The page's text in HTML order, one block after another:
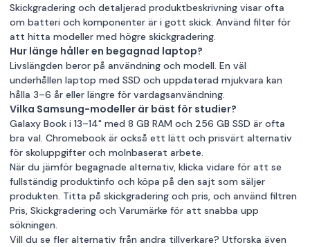
Skickgradering och detaljerad produktbeskrivning visar ofta
om batteri och komponenter är i gott skick. Använd filter för
att hitta modeller med högre skickgradering.
Hur länge håller en begagnad laptop?
Livslängden beror på användning och modell. En väl
underhållen laptop med SSD och uppdaterad mjukvara kan
hålla 3–6 år eller längre för vardagsanvändning.
Vilka Samsung-modeller är bäst för studier?
Galaxy Book i 13–14" med 8 GB RAM och 256 GB SSD är ofta
bra val. Chromebook är också ett lätt och prisvärt alternativ
för skoluppgifter och molnbaserat arbete.
När du jämför begagnade alternativ, klicka vidare för att se
fullständig produktinfo och köpa på den sajt som säljer
produkten. Titta på skickgradering och pris, och använd filtren
Pris, Skickgradering och Varumärke för att snabba upp
sökningen.
Vill du se fler alternativ från andra tillverkare? Utforska även